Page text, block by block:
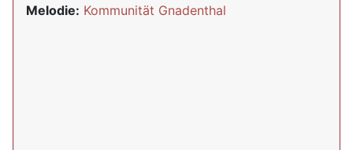
Melodie: Kommunität Gnadenthal